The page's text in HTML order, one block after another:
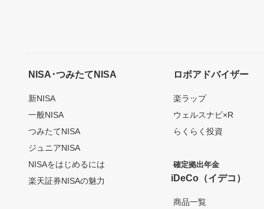
NISA･つみたてNISA
新NISA
一般NISA
つみたてNISA
ジュニアNISA
NISAをはじめるには
楽天証券NISAの魅力
ロボアドバイザー
楽ラップ
ウェルスナビ×R
らくらく投資
確定拠出年金
iDeCo（イデコ）
商品一覧